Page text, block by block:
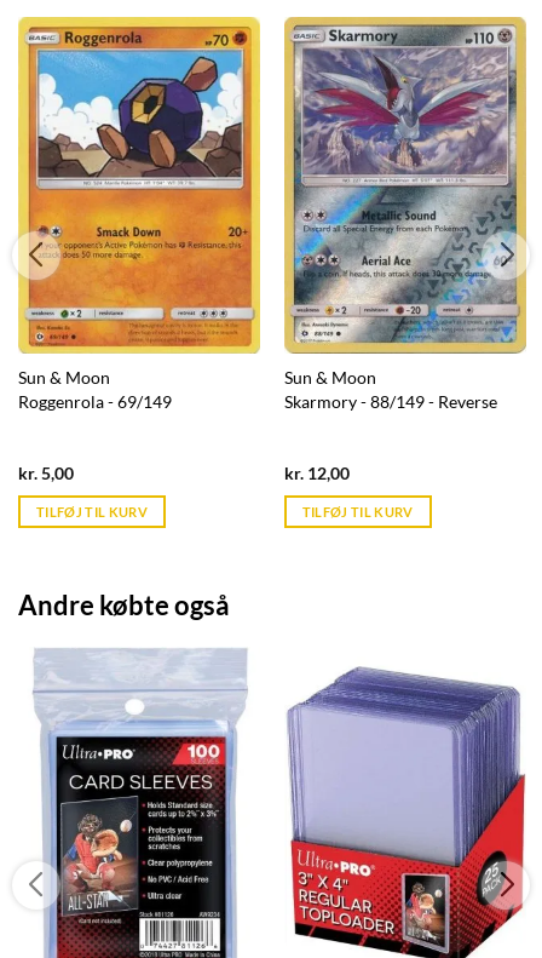
Sun & Moon
Roggenrola - 69/149
kr.5,00Current
is:
kr. 39,95.
TILFØJ TIL KURV
Sun & Moon
Skarmory - 88/149 - Reverse
kr.12,00Current
is:
kr. 39,95.
TILFØJ TIL KURV
Andre købte også